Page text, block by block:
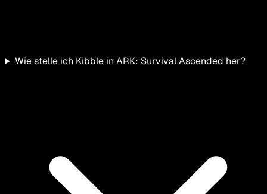
Wie stelle ich Kibble in ARK: Survival Ascended her?